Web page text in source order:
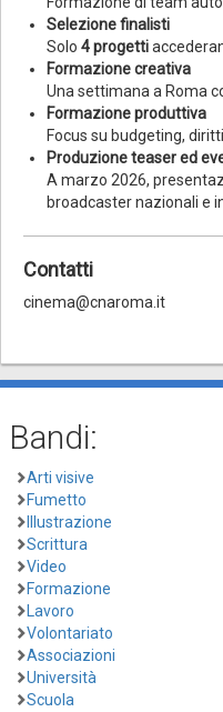
Selezione finalisti
Solo 4 progetti
Formazione creativa
Una settimana a Roma
Formazione produttiva
Focus su budgeting,
Produzione teaser ed
A marzo 2026,
broadcaster nazionali e
Contatti
cinema@cnaroma.it
Bandi:
Arti visive
Fumetto
Illustrazione
Scrittura
Video
Formazione
Lavoro
Volontariato
Associazioni
Università
Scuola